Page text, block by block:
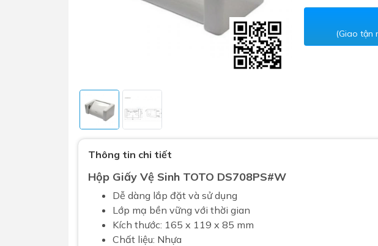
Sen tắm
Phụ kiện nhà vệ sinh
Gương nhà vệ sinh - nhà tắm
Máy sấy tay
Nắp bồn cầu
Nắp điện tử
Combo bồn cầu nhà trọ giá rẻ
Combo Máy nước nóng năng
mặt trời
(Giao tận
Thông tin chi tiết
Hộp Giấy Vệ Sinh TOTO DS708PS#W
Dễ dàng lắp đặt và sử dụng
Lớp mạ bền vững với thời gian
Kích thước: 165 x 119 x 85 mm
Chất liệu: Nhựa